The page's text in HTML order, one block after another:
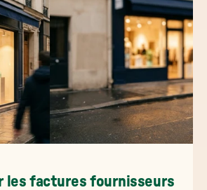
les factures fournisseurs